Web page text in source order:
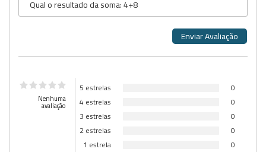
Nenhuma
avaliação
5 estrelas
0
4 estrelas
0
3 estrelas
0
2 estrelas
0
1 estrela
0